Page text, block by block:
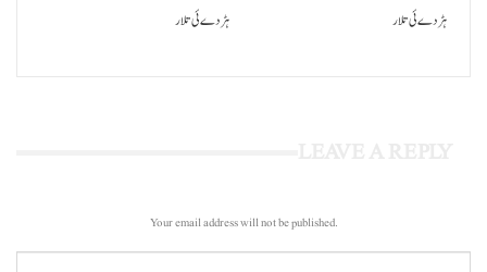
ہڑدے ئی تلار ہڑدے ئی تلار
Your email address will not be published.